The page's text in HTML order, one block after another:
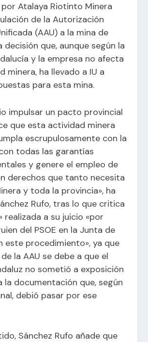
Atalaya Riotinto Minera
de la Autorización
(AAU) a la mina de
decisión que, aunque según la
y la empresa no afecta
minera, ha llevado a IU a
para esta mina.
impulsar un pacto provincial
que esta actividad minera
escrupulosamente con la
todas las garantías
y genere el empleo de
derechos que tanto necesita
y toda la provincia», ha
Rufo, tras lo que critica
realizada a su juicio «por
del PSOE en la Junta de
este procedimiento», ya que
la AAU se debe a que el
no sometió a exposición
la documentación que, según
debió pasar por ese
Sánchez Rufo añade que